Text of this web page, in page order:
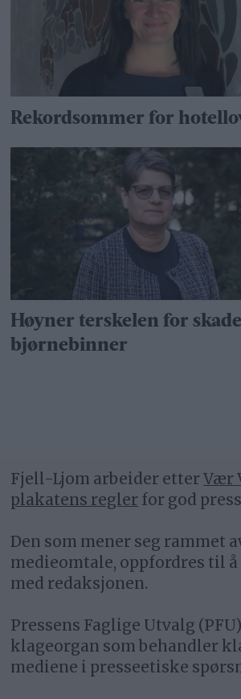
Rekordsommer for
Høyner terskelen for
bjørnebinner
Fjell-Ljom arbeider etterVær
plakatens regler for god
Den som mener seg rammet
medieomtale, oppfordres til
med redaksjonen.
Pressens Faglige Utvalg
klageorgan som behandler
mediene i presseetiske